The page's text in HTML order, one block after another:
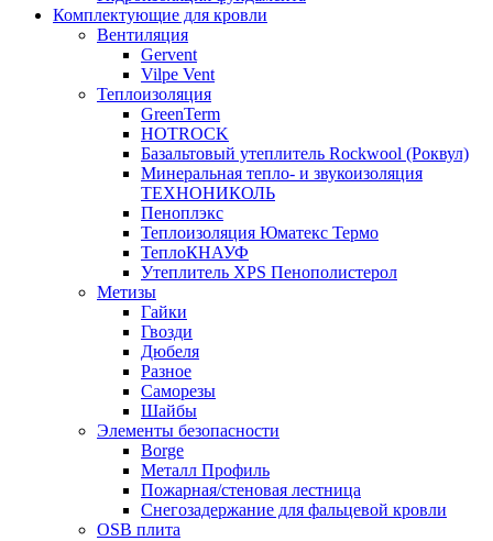
Комплектующие для кровли
Вентиляция
Gervent
Vilpe Vent
Теплоизоляция
GreenTerm
HOTROCK
Базальтовый утеплитель Rockwool (Роквул)
Минеральная тепло- и звукоизоляция
ТЕХНОНИКОЛЬ
Пеноплэкс
Теплоизоляция Юматекс Термо
ТеплоКНАУФ
Утеплитель XPS Пенополистерол
Метизы
Гайки
Гвозди
Дюбеля
Разное
Саморезы
Шайбы
Элементы безопасности
Borge
Металл Профиль
Пожарная/стеновая лестница
Снегозадержание для фальцевой кровли
OSB плита